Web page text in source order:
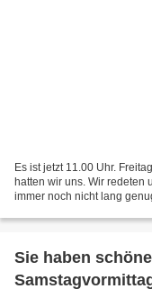
Es ist jetzt 11.00 Uhr.
hatten wir uns. Wir redeten
immer noch nicht lang
Sie haben